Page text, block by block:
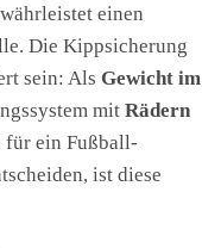
einen
Die Kippsicherung
sein: Als Gewicht im
mit Rädern
für ein Fußball-
ist diese